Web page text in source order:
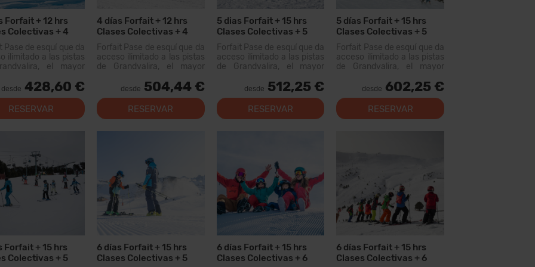
Forfait + 12 hrs
Colectivas + 4
Pase de esquí que da
ilimitado a las pistas
el mayor
Con este forfait
recorrer más de 200
pistas, con opciones
los niveles,
desde 428,60 €
RESERVAR
4 días Forfait + 12 hrs
Clases Colectivas + 4
Menús + 4 días Alquiler
Material
Forfait Pase de esquí que da
acceso ilimitado a las pistas
de Grandvalira, el mayor
Pirineos. Con este forfait
podrás recorrer más de 200
km de pistas, con opciones
para todos los niveles,
desde 504,44 €
RESERVAR
5 dias Forfait + 15 hrs
Clases Colectivas + 5
Menús
Forfait Pase de esquí que da
acceso ilimitado a las pistas
de Grandvalira, el mayor
Pirineos. Con este forfait
podrás recorrer más de 200
km de pistas, con opciones
para todos los niveles,
desde 512,25 €
RESERVAR
5 días Forfait + 15 hrs
Clases Colectivas + 5
Menús + 5 días Alquiler
Material
Forfait Pase de esquí que da
acceso ilimitado a las pistas
de Grandvalira, el mayor
Pirineos. Con este forfait
podrás recorrer más de 200
km de pistas, con opciones
para todos los niveles,
desde 602,25 €
RESERVAR
Forfait + 15 hrs
Colectivas + 5
6 días Forfait + 15 hrs
Clases Colectivas + 5
6 días Forfait + 15 hrs
Clases Colectivas + 6
6 días Forfait + 15 hrs
Clases Colectivas + 6